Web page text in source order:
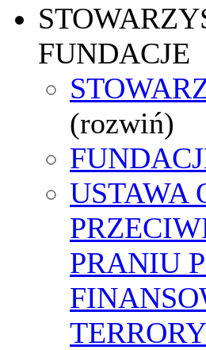
FUNDACJE
(rozwiń)
USTAWA
PRANIU